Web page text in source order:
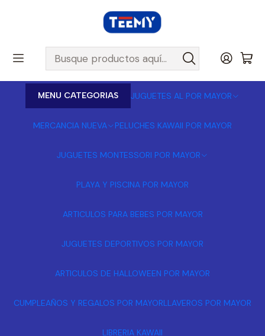
MENU CATEGORIAS JUGUETES AL POR MAYOR
MERCANCIA NUEVA PELUCHES KAWAII POR MAYOR
JUGUETES MONTESSORI POR MAYOR
PLAYA Y PISCINA POR MAYOR
ARTICULOS PARA BEBES POR MAYOR
JUGUETES DEPORTIVOS POR MAYOR
ARTICULOS DE HALLOWEEN POR MAYOR
CUMPLEAÑOS Y REGALOS POR MAYORLLAVEROS POR MAYOR
LIBRERIA KAWAII